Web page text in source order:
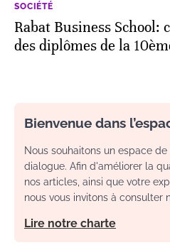
SOCIÉTÉ
Rabat Business School:
des diplômes de la
Bienvenue dans
Nous souhaitons un espace
dialogue. Afin d'améliorer la
nos articles, ainsi que votre
nous vous invitons à consulter
Lire notre charte